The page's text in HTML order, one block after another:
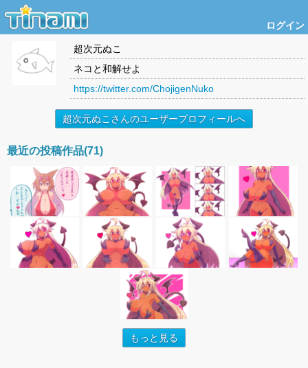
ログイン
超次元ぬこ
ネコと和解せよ
https://twitter.com/ChojigenNuko
超次元ぬこさんのユーザープロフィールへ
最近の投稿作品(71)
もっと見る